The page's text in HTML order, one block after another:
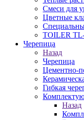
Смеси для
Цветные
TOILER
Черепица
Назад
Черепица
Цементно-
Гибкая
Назад